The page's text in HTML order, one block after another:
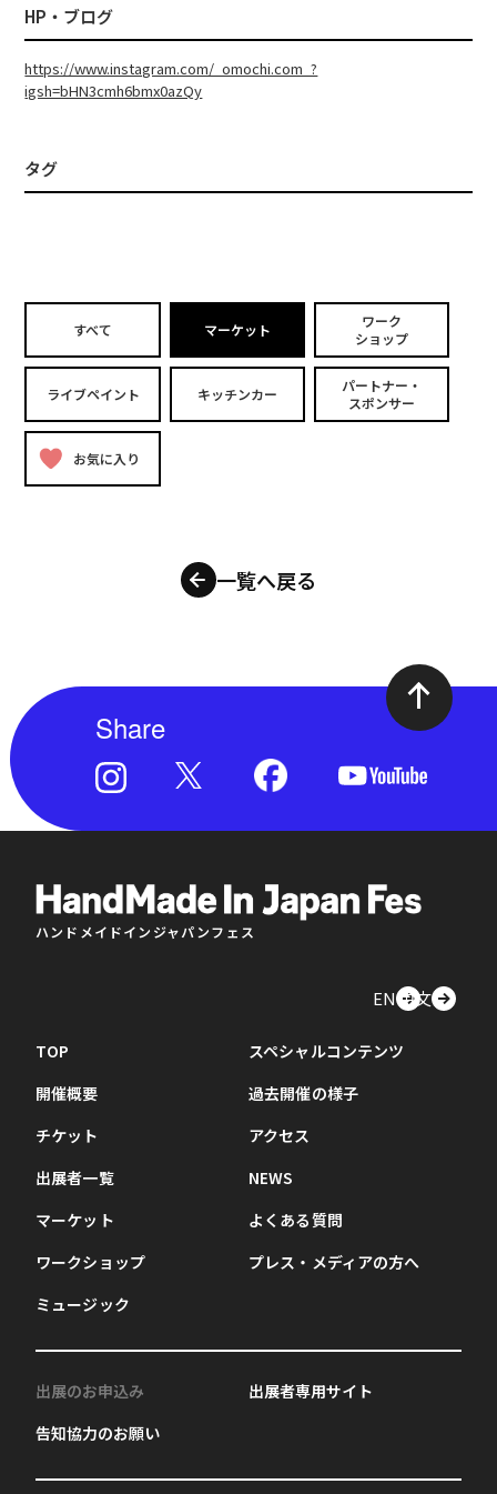
HP・ブログ
https://www.instagram.com/_omochi.com_?
igsh=bHN3cmh6bmx0azQy
タグ
すべて マーケット
ワーク
ショップ
ライブペイント キッチンカー
パートナー・
スポンサー
お気に入り
一覧へ戻る
Share
ハンドメイドインジャパンフェス
EN中文
TOP
開催概要
チケット
出展者一覧
マーケット
ワークショップ
ミュージック
スペシャルコンテンツ
過去開催の様子
アクセス
NEWS
よくある質問
プレス・メディアの方へ
出展のお申込み
告知協力のお願い
出展者専用サイト